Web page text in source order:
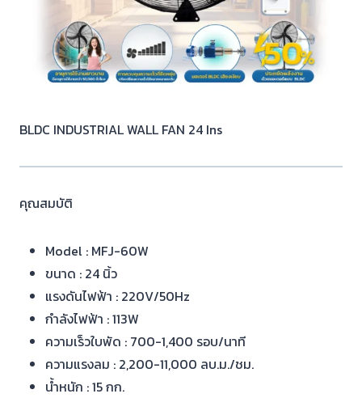
BLDC INDUSTRIAL WALL FAN 24 Ins
คุณสมบัติ
Model : MFJ-60W
ขนาด : 24 นิ้ว
แรงดันไฟฟ้า : 220V/50Hz
กำลังไฟฟ้า : 113W
ความเร็วใบพัด : 700-1,400 รอบ/นาที
ความแรงลม : 2,200-11,000 ลบ.ม./ชม.
น้ำหนัก : 15 กก.